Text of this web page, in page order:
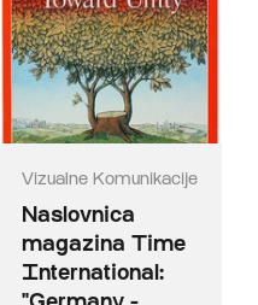
Vizualne Komunikacije
Naslovnica
magazina Time
International: